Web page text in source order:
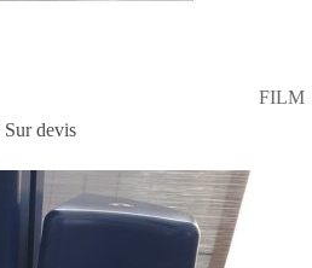
FILM
Sur devis